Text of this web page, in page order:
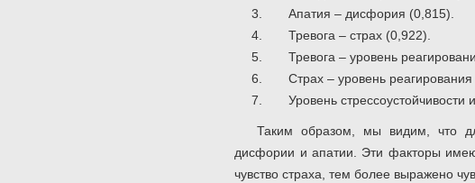
Апатия – дисфория (0,815).
Тревога – страх (0,922).
Тревога – уровень
Страх – уровень
Уровень стрессоустойчивости
Таким образом, мы видим, что
дисфории и апатии. Эти факторы
чувство страха, тем более выражено